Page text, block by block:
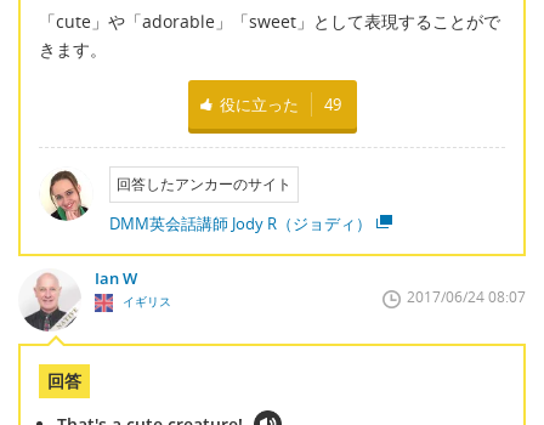
「cute」や「adorable」「sweet」として表現することがで
きます。
役に立った 49
回答したアンカーのサイト
DMM英会話講師 Jody R（ジョディ）
Ian W
イギリス 2017/06/24 08:07
回答